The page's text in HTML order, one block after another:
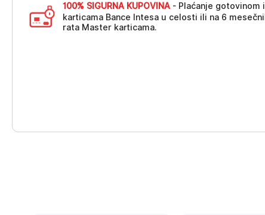
100% SIGURNA KUPOVINA - Plaćanje gotovinom i
karticama Bance Intesa u celosti ili na 6
rata Master karticama.